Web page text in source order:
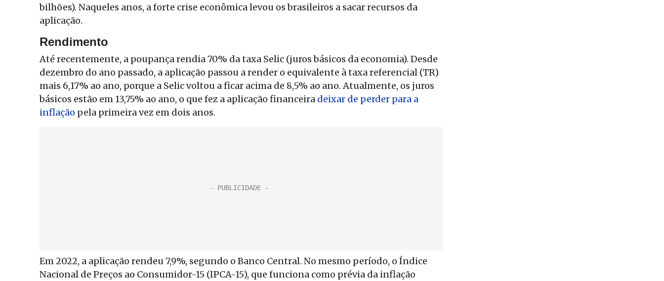
bilhões). Naqueles anos, a forte crise econômica levou os brasileiros a sacar recursos da
aplicação.
Rendimento
Até recentemente, a poupança rendia 70% da taxa Selic (juros básicos da economia). Desde
dezembro do ano passado, a aplicação passou a render o equivalente à taxa referencial (TR)
mais 6,17% ao ano, porque a Selic voltou a ficar acima de 8,5% ao ano. Atualmente, os juros
básicos estão em 13,75% ao ano, o que fez a aplicação financeira deixar de perder para a
inflação pela primeira vez em dois anos.
Em 2022, a aplicação rendeu 7,9%, segundo o Banco Central. No mesmo período, o Índice
Nacional de Preços ao Consumidor-15 (IPCA-15), que funciona como prévia da inflação